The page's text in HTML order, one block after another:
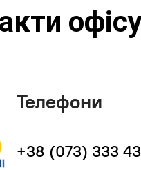
Телефони
+38 (073) 333